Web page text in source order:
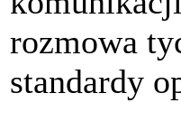
rozmowa
standardy